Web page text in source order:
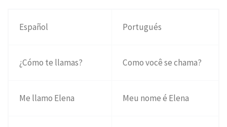
Español Portugués
¿Cómo te llamas? Como você se chama?
Me llamo Elena Meu nome é Elena